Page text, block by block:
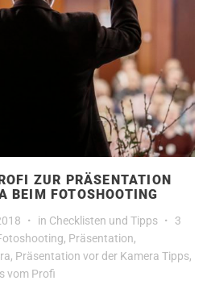
ZUR PRÄSENTATION
BEIM FOTOSHOOTING
in Checklisten und Tipps
3
, Präsentation,
, Präsentation vor der Kamera Tipps,
vom Profi